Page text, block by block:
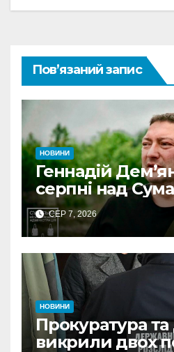
Пов’язаний запис
НОВИНИ
Геннадій
серпні над
КАБів
СЕР 7, 2026
НОВИНИ
Прокуратура
викрили двох